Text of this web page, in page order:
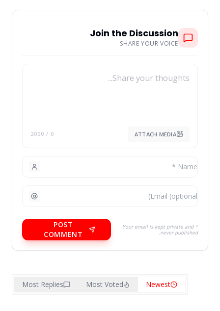
Join the Discussion
SHARE YOUR VOICE
ATTACH MEDIA
0
/ 2000
* Your email is kept private and
never published.
POST
COMMENT
Newest
Most Voted
Most Replies